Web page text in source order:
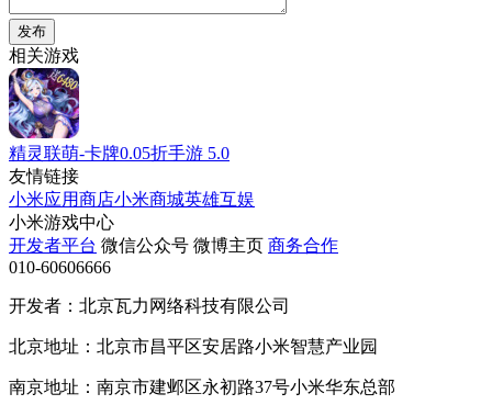
发布
相关游戏
精灵联萌-卡牌0.05折手游 5.0
友情链接
小米应用商店小米商城英雄互娱
小米游戏中心
开发者平台 微信公众号 微博主页 商务合作
010-60606666
开发者：北京瓦力网络科技有限公司
北京地址：北京市昌平区安居路小米智慧产业园
南京地址：南京市建邺区永初路37号小米华东总部